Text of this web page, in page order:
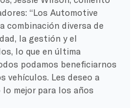
“Los Automotive
combinación diversa de
la gestión y el
lo que en última
podamos beneficiarnos
vehículos. Les deseo a
mejor para los años